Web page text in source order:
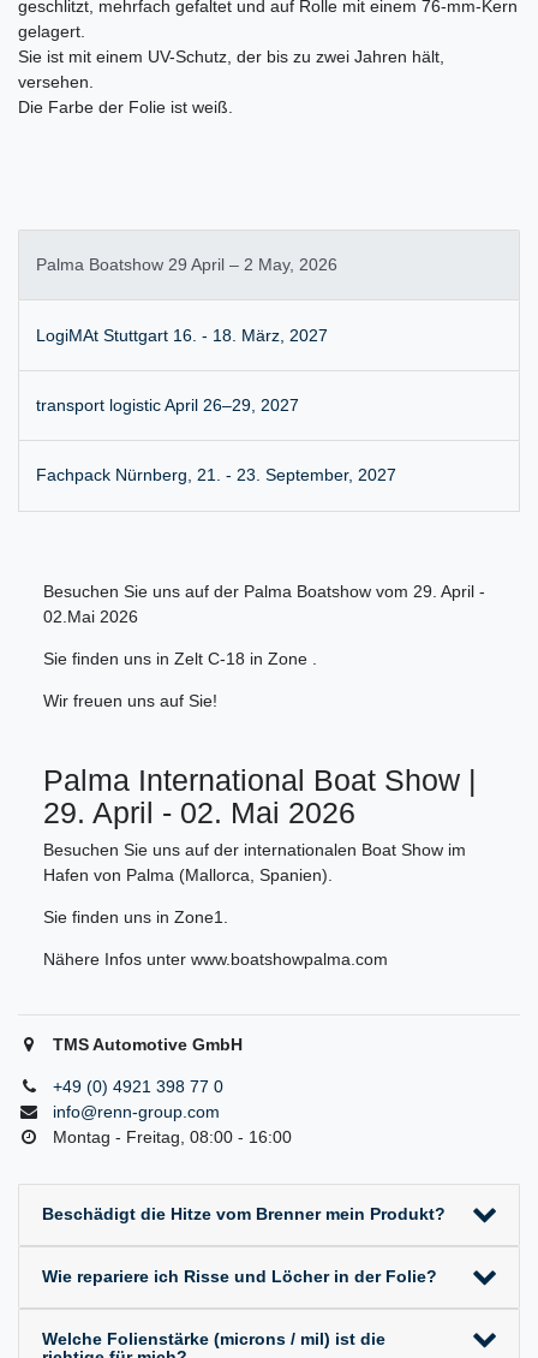
geschlitzt, mehrfach gefaltet und auf Rolle mit einem 76-mm-Kern
gelagert.
Sie ist mit einem UV-Schutz, der bis zu zwei Jahren hält,
versehen.
Die Farbe der Folie ist weiß.
Palma Boatshow 29 April – 2 May, 2026
LogiMAt Stuttgart 16. - 18. März, 2027
transport logistic April 26–29, 2027
Fachpack Nürnberg, 21. - 23. September, 2027
Besuchen Sie uns auf der Palma Boatshow vom 29. April -
02.Mai 2026
Sie finden uns in Zelt C-18 in Zone .
Wir freuen uns auf Sie!
Palma International Boat Show |
29. April - 02. Mai 2026
Besuchen Sie uns auf der internationalen Boat Show im
Hafen von Palma (Mallorca, Spanien).
Sie finden uns in Zone1.
Nähere Infos unter www.boatshowpalma.com
TMS Automotive GmbH
+49 (0) 4921 398 77 0
info@renn-group.com
Montag - Freitag, 08:00 - 16:00
Beschädigt die Hitze vom Brenner mein Produkt?
Wie repariere ich Risse und Löcher in der Folie?
Welche Folienstärke (microns / mil) ist die